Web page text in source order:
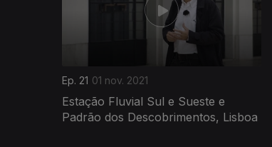
Ep. 21 01 nov. 2021
Estação Fluvial Sul e Sueste e
Padrão dos Descobrimentos, Lisboa